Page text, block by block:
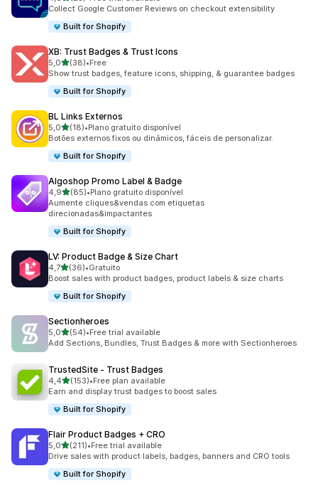
23 total de avaliações
Collect Google Customer Reviews on checkout extensibility
Built for Shopify
XB: Trust Badges & Trust Icons
5,0de 5 estrelas
(38)
38 total de avaliações
•Free
Show trust badges, feature icons, shipping, & guarantee badges
Built for Shopify
BL Links Externos
5,0de 5 estrelas
(18)
18 total de avaliações
•Plano gratuito disponível
Botões externos fixos ou dinâmicos, fáceis de personalizar.
Built for Shopify
Algoshop Promo Label & Badge
4,9de 5 estrelas
(85)
85 total de avaliações
•Plano gratuito disponível
Aumente cliques&vendas com etiquetas
direcionadas&impactantes
Built for Shopify
LV: Product Badge & Size Chart
4,7de 5 estrelas
(36)
36 total de avaliações
•Gratuito
Boost sales with product badges, product labels & size charts
Built for Shopify
Sectionheroes
5,0de 5 estrelas
(54)
54 total de avaliações
•Free trial available
Add Sections, Bundles, Trust Badges & more with Sectionheroes
TrustedSite ‑ Trust Badges
4,4de 5 estrelas
(153)
153 total de avaliações
•Free plan available
Earn and display trust badges to boost sales
Built for Shopify
Flair Product Badges + CRO
5,0de 5 estrelas
(211)
211 total de avaliações
•Free trial available
Drive sales with product labels, badges, banners and CRO tools
Built for Shopify